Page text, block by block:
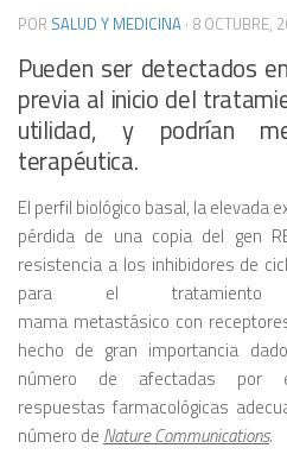
POR SALUD Y MEDICINA · 8 OCTUBRE,
Pueden ser detectados
previa al inicio del
utilidad, y podrían
terapéutica.
El perfil biológico basal, la elevada
pérdida de una copia del gen
resistencia a los inhibidores de
para el
mama metastásico con
hecho de gran importancia
número de afectadas por
respuestas farmacológicas
número de Nature Communications.